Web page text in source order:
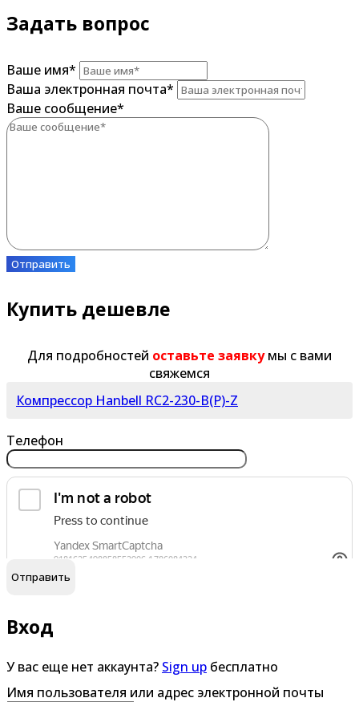
Задать вопрос
Ваше имя*
Ваша электронная почта*
Ваше сообщение*
Отправить
Купить дешевле
Для подробностей оставьте заявкумы с вами
свяжемся
Компрессор Hanbell RC2-230-B(P)-Z
Телефон
Я согласен наобработку персональных данных
Вход
У вас еще нет аккаунта? Sign up бесплатно
Имя пользователя или адрес электронной почты